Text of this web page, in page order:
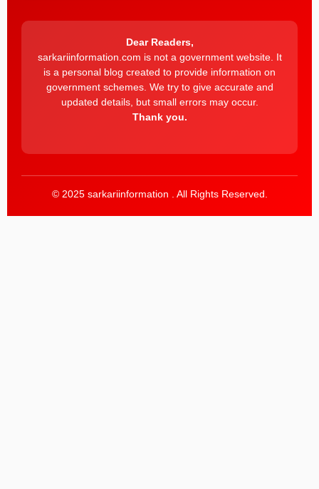
Dear Readers,
sarkariinformation.com is not a government website. It
is a personal blog created to provide information on
government schemes. We try to give accurate and
updated details, but small errors may occur.
Thank you.
© 2025 sarkariinformation . All Rights Reserved.